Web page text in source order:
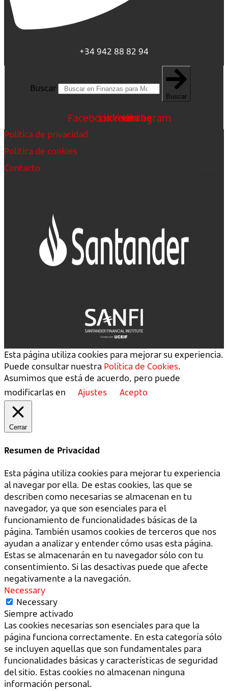
+34 942 88 82 94
Buscar
Buscar
FacebookLinkedin
Youtube
Instagram
Política de privacidad
Política de cookies
Contacto
Esta página utiliza cookies para mejorar su experiencia.
Puede consultar nuestra Política de Cookies.
Asumimos que está de acuerdo, pero puede
modificarlas en
Ajustes Acepto
Cerrar
Resumen de Privacidad
Esta página utiliza cookies para mejorar tu experiencia
al navegar por ella. De estas cookies, las que se
describen como necesarias se almacenan en tu
navegador, ya que son esenciales para el
funcionamiento de funcionalidades básicas de la
página. También usamos cookies de terceros que nos
ayudan a analizar y entender cómo usas esta página.
Estas se almacenarán en tu navegador sólo con tu
consentimiento. Si las desactivas puede que afecte
negativamente a la navegación.
Necessary
Necessary
Siempre activado
Las cookies necesarias son esenciales para que la
página funciona correctamente. En esta categoría sólo
se incluyen aquellas que son fundamentales para
funcionalidades básicas y características de seguridad
del sitio. Estas cookies no almacenan ninguna
información personal.